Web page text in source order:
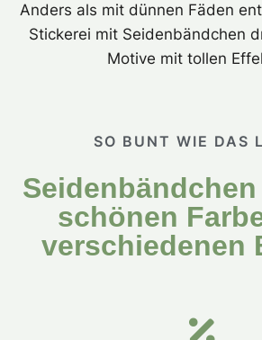
Anders als mit dünnen Fäden
Stickerei mit Seidenbändchen
Motive mit tollen
SO BUNT WIE DAS
schönen
verschiedenen